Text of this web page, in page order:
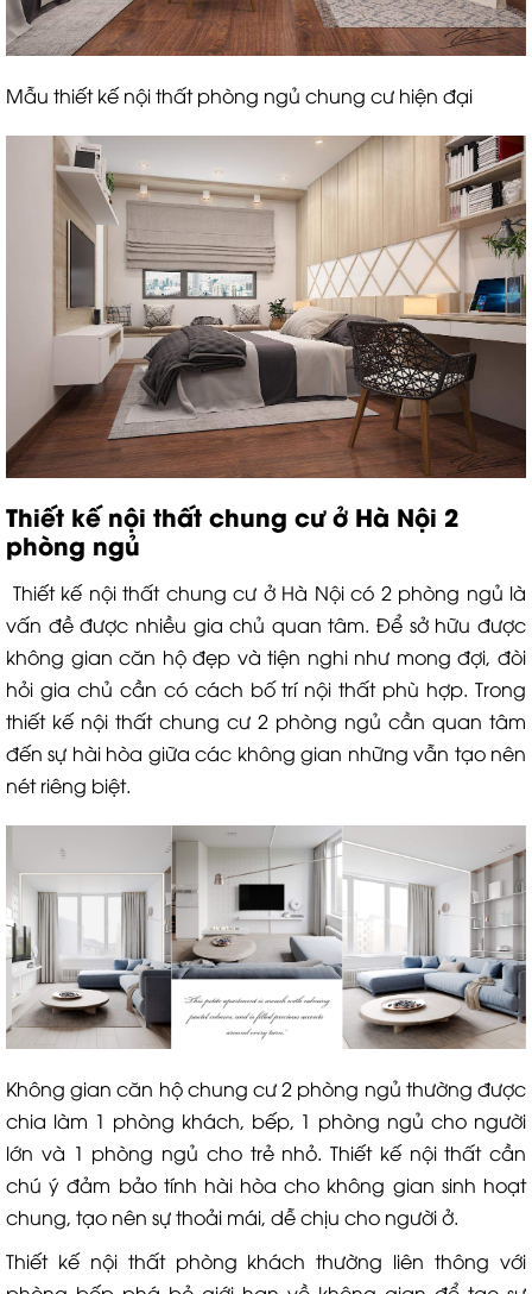
Mẫu thiết kế nội thất phòng ngủ chung cư hiện đại
Thiết kế nội thất chung cư ở Hà Nội 2
phòng ngủ
Thiết kế nội thất chung cư ở Hà Nội có 2 phòng ngủ là
vấn đề được nhiều gia chủ quan tâm. Để sở hữu được
không gian căn hộ đẹp và tiện nghi như mong đợi, đòi
hỏi gia chủ cần có cách bố trí nội thất phù hợp. Trong
thiết kế nội thất chung cư 2 phòng ngủ cần quan tâm
đến sự hài hòa giữa các không gian những vẫn tạo nên
nét riêng biệt.
Không gian căn hộ chung cư 2 phòng ngủ thường được
chia làm 1 phòng khách, bếp, 1 phòng ngủ cho người
lớn và 1 phòng ngủ cho trẻ nhỏ. Thiết kế nội thất cần
chú ý đảm bảo tính hài hòa cho không gian sinh hoạt
chung, tạo nên sự thoải mái, dễ chịu cho người ở.
Thiết kế nội thất phòng khách thường liên thông với